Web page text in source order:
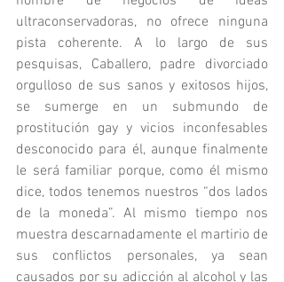
ultraconservadoras, no ofrece ninguna
pista coherente. A lo largo de sus
pesquisas, Caballero, padre divorciado
orgulloso de sus sanos y exitosos hijos,
se sumerge en un submundo de
prostitución gay y vicios inconfesables
desconocido para él, aunque finalmente
le será familiar porque, como él mismo
dice, todos tenemos nuestros “dos lados
de la moneda”. Al mismo tiempo nos
muestra descarnadamente el martirio de
sus conflictos personales, ya sean
causados por su adicción al alcohol y las